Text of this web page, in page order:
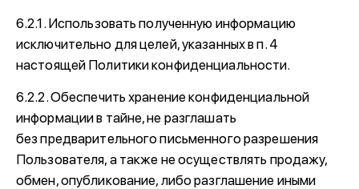
6.2.1. Использовать полученную информацию
исключительно для целей, указанных в п. 4
настоящей Политики конфиденциальности.
6.2.2. Обеспечить хранение конфиденциальной
информации в тайне, не разглашать
без предварительного письменного разрешения
Пользователя, а также не осуществлять продажу,
обмен, опубликование, либо разглашение иными